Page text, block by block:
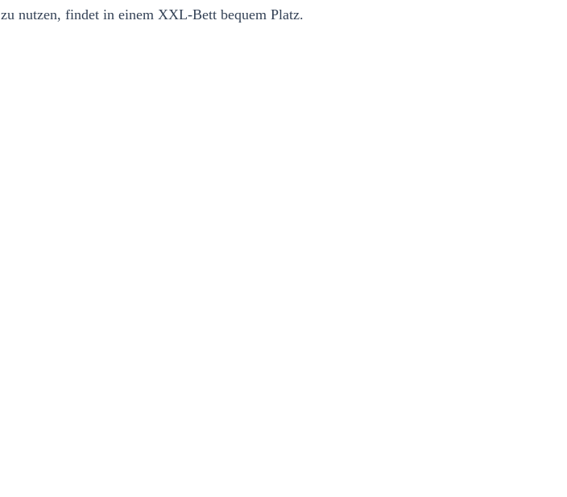
zu nutzen, findet in einem XXL-Bett bequem Platz.